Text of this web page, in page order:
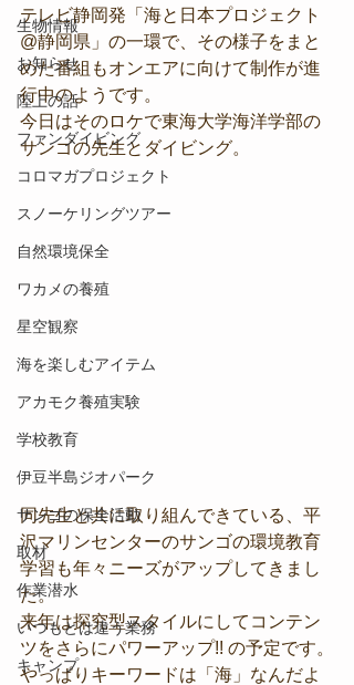
生物情報
お知らせ
陸上の話
ファンダイビング
コロマガプロジェクト
スノーケリングツアー
自然環境保全
ワカメの養殖
星空観察
海を楽しむアイテム
アカモク養殖実験
学校教育
伊豆半島ジオパーク
サンゴの保全活動
取材
作業潜水
いつもとは違う業務
キャンプ
テレビ静岡発「海と日本プロジェクト
@静岡県」の一環で、その様子をまと
めた番組もオンエアに向けて制作が進
行中のようです。
今日はそのロケで東海大学海洋学部の
サンゴの先生とダイビング。
同先生と共に取り組んできている、平
沢マリンセンターのサンゴの環境教育
学習も年々ニーズがアップしてきまし
た。
来年は探究型スタイルにしてコンテン
ツをさらにパワーアップ!! の予定です。
やっぱりキーワードは「海」なんだよ